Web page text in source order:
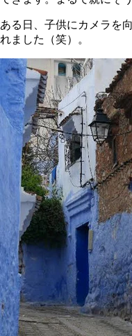
ある日、子供にカメラを
れました（笑）。